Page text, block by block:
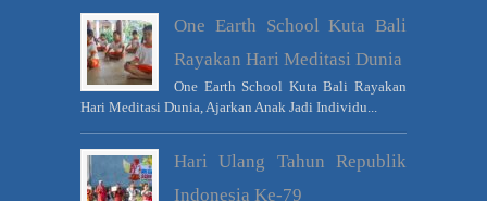
One Earth School Kuta Bali
Rayakan Hari Meditasi Dunia
One Earth School Kuta Bali Rayakan
Hari Meditasi Dunia, Ajarkan Anak Jadi Individu...
Hari Ulang Tahun Republik
Indonesia Ke-79